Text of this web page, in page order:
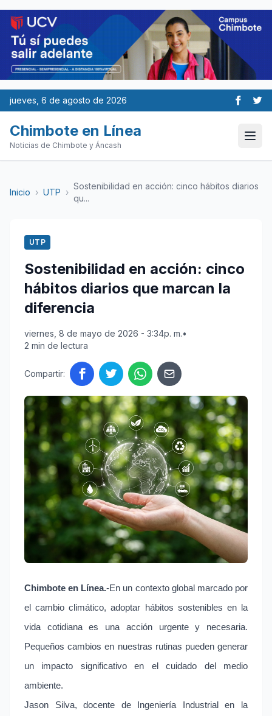
jueves, 6 de agosto de 2026
Chimbote en Línea
Noticias de Chimbote y Áncash
Inicio › UTP ›
Sostenibilidad en acción: cinco hábitos diarios
qu...
UTP
Sostenibilidad en acción: cinco
hábitos diarios que marcan la
diferencia
viernes, 8 de mayo de 2026 - 3:34p. m.•
2 min de lectura
Compartir:
Chimbote en Línea.-En un contexto global marcado por
el cambio climático, adoptar hábitos sostenibles en la
vida cotidiana es una acción urgente y necesaria.
Pequeños cambios en nuestras rutinas pueden generar
un impacto significativo en el cuidado del medio
ambiente.
Jason Silva, docente de Ingeniería Industrial en la